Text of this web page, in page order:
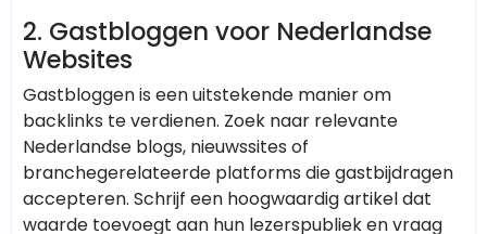
2. Gastbloggen voor Nederlandse
Websites
Gastbloggen is een uitstekende manier om
backlinks te verdienen. Zoek naar relevante
Nederlandse blogs, nieuwssites of
branchegerelateerde platforms die gastbijdragen
accepteren. Schrijf een hoogwaardig artikel dat
waarde toevoegt aan hun lezerspubliek en vraag